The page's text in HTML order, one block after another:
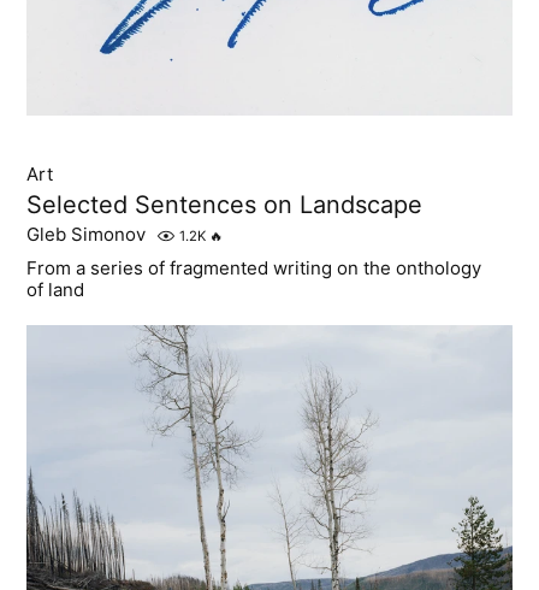
Art
Selected Sentences on Landscape
Gleb Simonov 1.2K 🔥
From a series of fragmented writing on the onthology
of land